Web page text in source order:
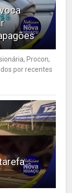
Procon,
por recentes